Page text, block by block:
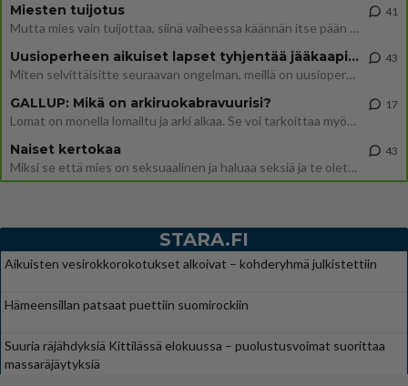
Miesten tuijotus
Mutta mies vain tuijottaa, siinä vaiheessa käännän itse pään pois. Mikä juttu? Yleensä jos joku tuijottaa tai katsoo, hä
41
Uusioperheen aikuiset lapset tyhjentää jääkaapin käydessään
Miten selvittäisitte seuraavan ongelman, meillä on uusioperhe, minulla teini-ikäiset lapset ja puolisolla aikuiset, jotk
43
GALLUP: Mikä on arkiruokabravuurisi?
Lomat on monella lomailtu ja arki alkaa. Se voi tarkoittaa myös sitä, että grillailut on grillattu ja palataan arjen ruo
17
Naiset kertokaa
Miksi se että mies on seksuaalinen ja haluaa seksiä ja te olette hänen mielestänne haluttava on vastenmielistä? Mikä sii
43
STARA.FI
Aikuisten vesirokkorokotukset alkoivat – kohderyhmä julkistettiin
Hämeensillan patsaat puettiin suomirockiin
Suuria räjähdyksiä Kittilässä elokuussa – puolustusvoimat suorittaa
massaräjäytyksiä